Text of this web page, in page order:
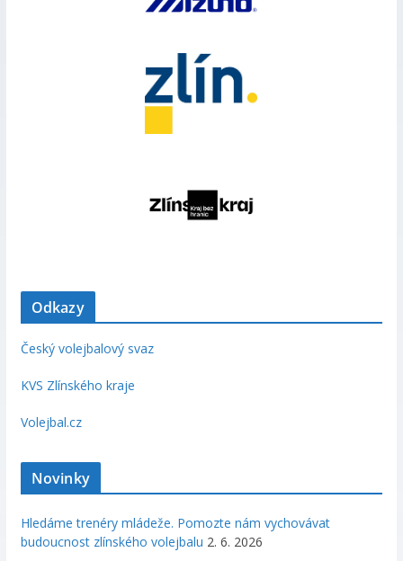
Odkazy
Český volejbalový svaz
KVS Zlínského kraje
Volejbal.cz
Novinky
Hledáme trenéry mládeže. Pomozte nám vychovávat
budoucnost zlínského volejbalu 2. 6. 2026